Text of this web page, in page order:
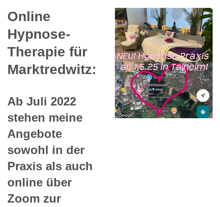
Online
Hypnose-
Therapie für
Marktredwitz:
Ab Juli 2022
stehen meine
Angebote
sowohl in der
Praxis als auch
online über
Zoom zur